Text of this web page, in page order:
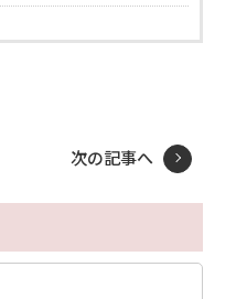
次の記事へ